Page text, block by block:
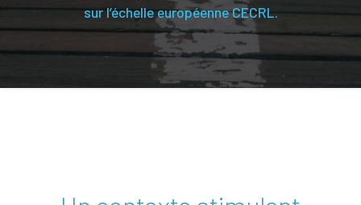
sur l’échelle européenne CECRL.